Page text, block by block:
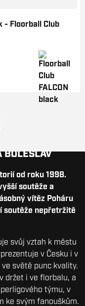
- Floorball Club
od roku 1998.
soutěže a
vítěz Poháru
soutěže nepřetržitě
svůj vztah k městu
v Česku i v
světě punc kvality.
držet i ve florbalu, a
týmu, v
ke svým fanouškům.